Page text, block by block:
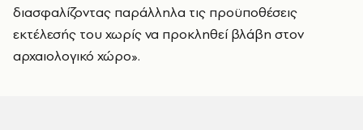
διασφαλίζοντας παράλληλα τις προϋποθέσεις
εκτέλεσής του χωρίς να προκληθεί βλάβη στον
αρχαιολογικό χώρο».